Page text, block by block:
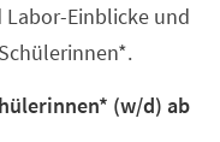
Einblicke und
(w/d) ab